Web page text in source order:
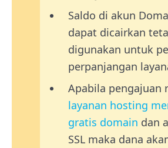
Saldo di akun
dapat dicairkan
digunakan untuk
perpanjangan
Apabila pengajuan
layanan hosting
gratis domain dan
SSL maka dana